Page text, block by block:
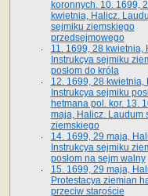
koronnych. 10. 1699,
kwietnia, Halicz.
sejmiku ziemskiego
przedsejmowego
11. 1699, 28 kwietnia,
Instrukcya sejmiku
posłom do króla
12. 1699, 28 kwietnia,
Instrukcya sejmiku
hetmana pol. kor. 13.
maja, Halicz. Laudum
ziemskiego
14. 1699, 29 maja,
Instrukcya sejmiku
posłom na sejm walny
15. 1699, 29 maja,
Protestacya ziemian
przeciw staroście